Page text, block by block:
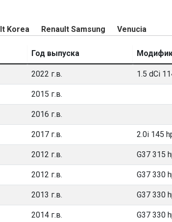
Korea Renault Samsung Venucia
Год выпуска
2022 г.в. 1.5 dCi
2015 г.в.
2016 г.в.
2017 г.в. 2.0i 145
2012 г.в. G37 315
2012 г.в. G37 330
2013 г.в. G37 330
2014 г.в. G37 330